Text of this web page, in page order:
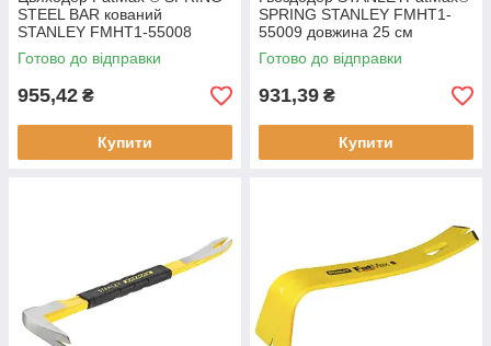
STEEL BAR кований
STANLEY FMHT1-55008
довжина 25 см матеріал
пружинна сталь вага 0.32 кг
Готово до відправки
955,42 ₴
Купити
SPRING STANLEY FMHT1-
55009 довжина 25 см
матеріал пружинна сталь тип
інструменту - лом-цвяхосмик
Готово до відправки
931,39 ₴
Купити